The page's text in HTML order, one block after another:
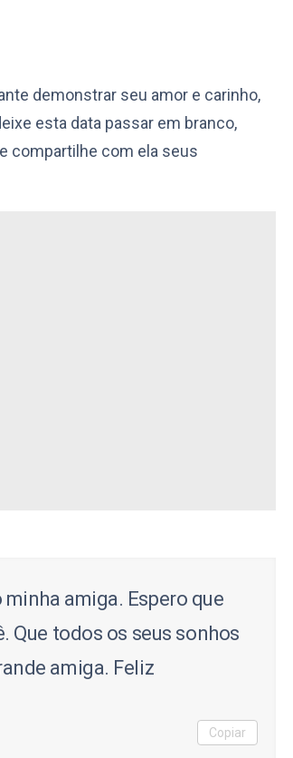
demonstrar seu amor e carinho,
esta data passar em branco,
compartilhe com ela seus
amiga. Espero que
Que todos os seus sonhos
amiga. Feliz
Copiar